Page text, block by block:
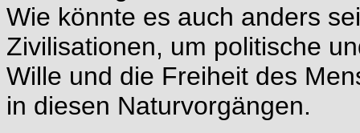
Wie könnte es auch anders
Zivilisationen, um politische
Wille und die Freiheit des
in diesen Naturvorgängen.